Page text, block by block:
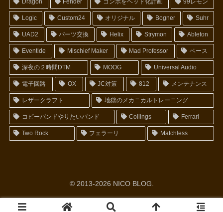
Logic Custom24 オリジナル Bogner Suhr
UAD2 パーツ交換 Helix Strymon Ableton
Eventide Mischief Maker Mad Professor ベース
深夜の２時間DTM MOOG Universal Audio
電子回路 OX JC対策 812 メンテナンス
レザークラフト 地獄のメカニカルトレーニング
コピーバンドやりたいバンド Collings Ferrari
Two Rock フェラーリ Matchless
© 2013-2026 NICO BLOG.